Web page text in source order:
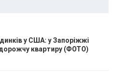
у США: у Запоріжжі
квартиру (ФОТО)